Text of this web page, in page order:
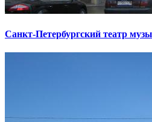
Санкт-Петербургский театр